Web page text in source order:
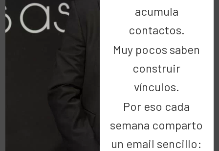
Fundación Sandra Ibarra PANDORA
acumula
contactos.
Muy pocos saben
construir
vínculos.
Por eso cada
semana comparto
un email sencillo: